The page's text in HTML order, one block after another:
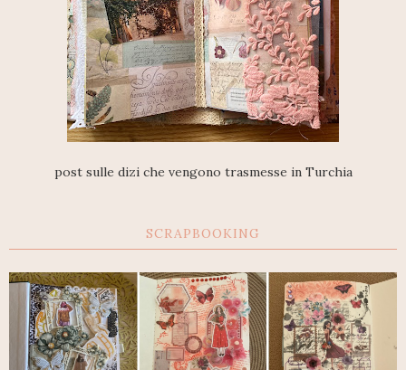
post sulle dizi che vengono trasmesse in Turchia
SCRAPBOOKING